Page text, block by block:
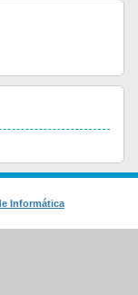
Informática